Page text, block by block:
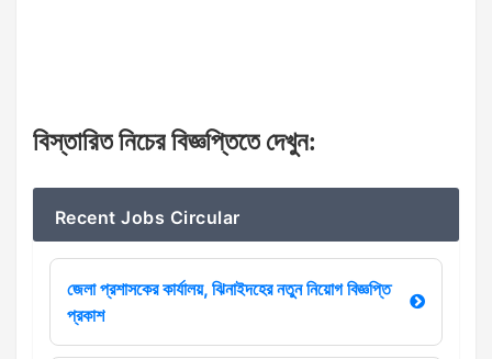
বিস্তারিতনিচেরবিজ্ঞপ্তিতে দেখুন:
Recent Jobs Circular
জেলা প্রশাসকের কার্যালয়, ঝিনাইদহের নতুন নিয়োগ বিজ্ঞপ্তি
প্রকাশ